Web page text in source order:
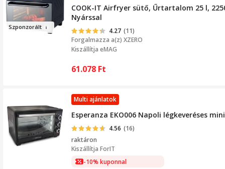
Szponzorált
COOK-IT Airfryer sütő, Űrtartalom 25 l,
Nyárssal
4.27 (11)
Forgalmazza a(z) XZERO
Kiszállítja eMAG
61.078 Ft
Multi ajánlatok
Esperanza EKO006 Napoli légkeveréses
4.56 (16)
raktáron
Kiszállítja ForIT
-10% kuponnal